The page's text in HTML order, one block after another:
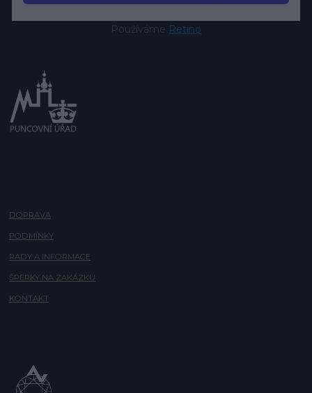
Používáme Retino
DOPRAVA
PODMÍNKY
RADY A INFORMACE
ŠPERKY NA ZAKÁZKU
KONTAKT